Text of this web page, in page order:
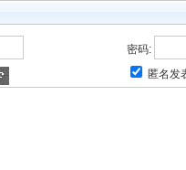
密码:
匿名发